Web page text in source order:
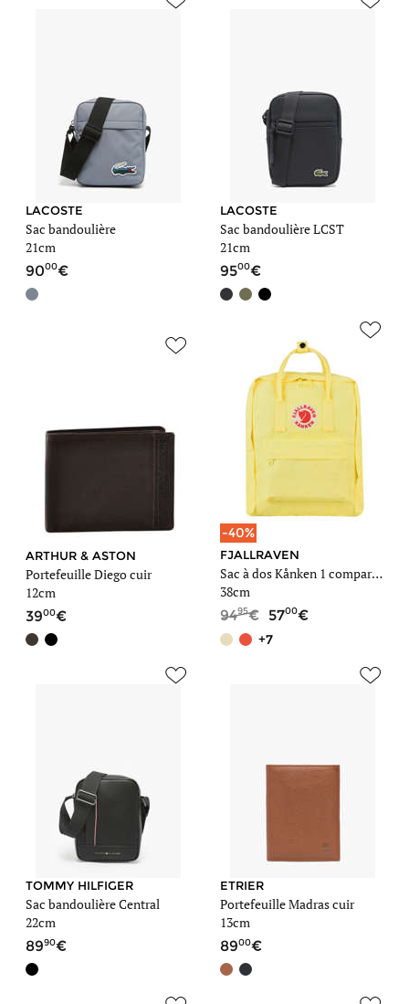
LACOSTE
Sac bandoulière
21cm
9000
LACOSTE
Sac bandoulière LCST
21cm
9500
ARTHUR & ASTON
Portefeuille Diego cuir
12cm
3900
-40%
FJALLRAVEN
Sac à dos Kånken 1 compartiment
38cm
9495 5700
+7
TOMMY HILFIGER
Sac bandoulière Central
22cm
8990
ETRIER
Portefeuille Madras cuir
13cm
8900